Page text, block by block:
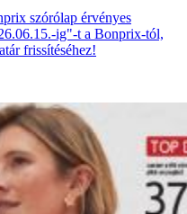
szórólap érvényes
ig"-t a Bonprix-tól,
frissítéséhez!